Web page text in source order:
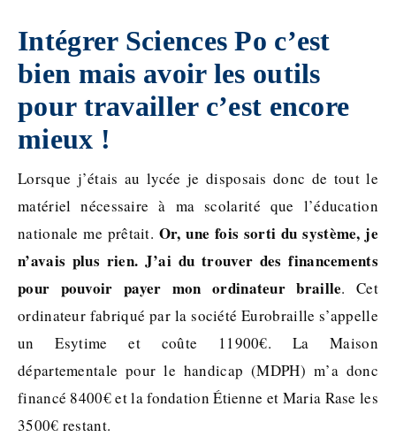
Intégrer Sciences Po c’est
bien mais avoir les outils
pour travailler c’est encore
mieux !
Lorsque j’étais au lycée je disposais donc de tout le
matériel nécessaire à ma scolarité que l’éducation
nationale me prêtait. Or, une fois sorti du système, je
n’avais plus rien. J’ai du trouver des financements
pour pouvoir payer mon ordinateur braille. Cet
ordinateur fabriqué par la société Eurobraille s’appelle
un Esytime et coûte 11900€. La Maison
départementale pour le handicap (MDPH) m’a donc
financé 8400€ et la fondation Étienne et Maria Rase les
3500€ restant.